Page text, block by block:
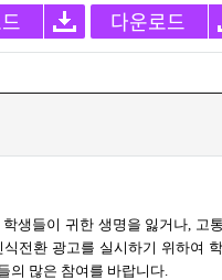
다운로드
생들이 귀한 생명을 잃거나, 고
전환 광고를 실시하기 위하여
의 많은 참여를 바랍니다.